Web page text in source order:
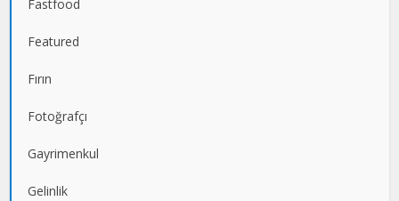
Fastfood
Featured
Fırın
Fotoğrafçı
Gayrimenkul
Gelinlik